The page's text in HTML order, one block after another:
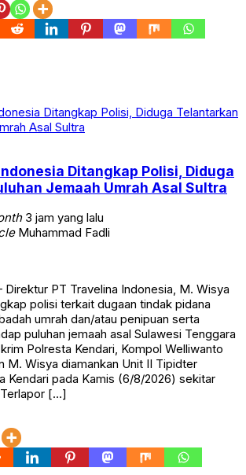
Ditangkap Polisi, Diduga
Jemaah Umrah Asal Sultra
3 jam yang lalu
Muhammad Fadli
Direktur PT Travelina Indonesia, M. Wisya
polisi terkait dugaan tindak pidana
umrah dan/atau penipuan serta
puluhan jemaah asal Sulawesi Tenggara
Polresta Kendari, Kompol Welliwanto
M. Wisya diamankan Unit II Tipidter
Kendari pada Kamis (6/8/2026) sekitar
[…]